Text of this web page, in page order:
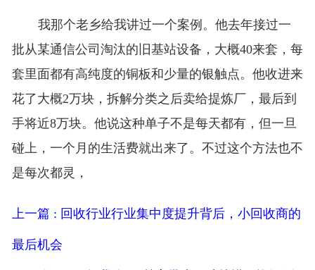
我那个老乡给我讲过一个案例。他去年接过一
批从某通信公司淘汰的旧基站设备，大概40来套，每
套里面都有高纯度的铜板和少量的银触点。他收进来
花了大概2万块，拆解分类之后卖给提炼厂，最后到
手将近8万块。他说这种单子不是每天都有，但一旦
碰上，一个月的生活费就出来了。不过这个方法也不
是每次都灵，
上一篇 : 回收行业行业集中度提升背后，小回收商的
最后机会